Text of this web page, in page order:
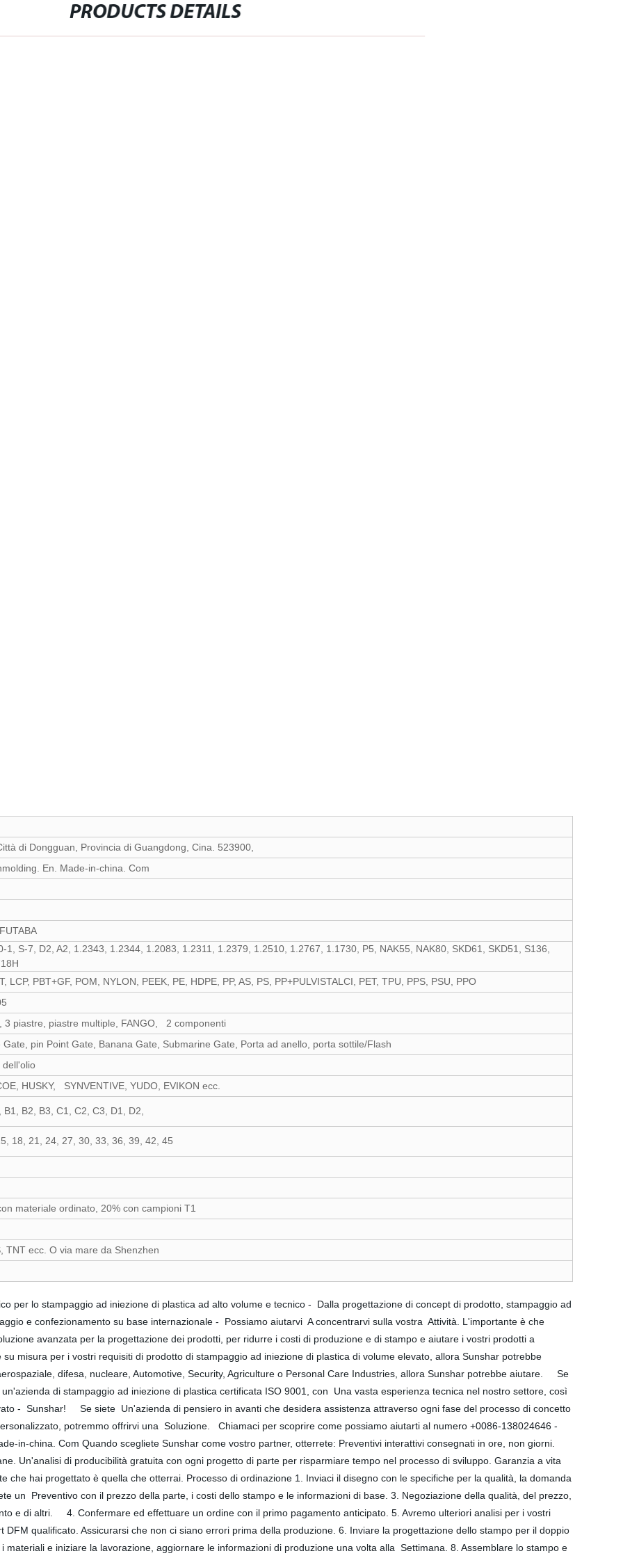
PRODUCTS DETAILS
di Dongguan, Provincia di Guangdong, Cina. 523900,
En. Made-in-china. Com
1, S-7, D2, A2, 1.2343, 1.2344, 1.2083, 1.2311, 1.2379, 1.2510, 1.2767, 1.1730, P5, NAK55, NAK80, SKD61, SKD51, S136,
LCP, PBT+GF, POM, NYLON, PEEK, PE, HDPE, PP, AS, PS, PP+PULVISTALCI, PET, TPU, PPS, PSU, PPO
3 piastre, piastre multiple, FANGO, 2 componenti
pin Point Gate, Banana Gate, Submarine Gate, Porta ad anello, porta sottile/Flash
HUSKY, SYNVENTIVE, YUDO, EVIKON ecc.
B1, B2, B3, C1, C2, C3, D1, D2,
18, 21, 24, 27, 30, 33, 36, 39, 42, 45
materiale ordinato, 20% con campioni T1
TNT ecc. O via mare da Shenzhen
per lo stampaggio ad iniezione di plastica ad alto volume e tecnico - Dalla progettazione di concept di prodotto, stampaggio ad
e confezionamento su base internazionale - Possiamo aiutarvi A concentrarvi sulla vostra Attività. L'importante è che
avanzata per la progettazione dei prodotti, per ridurre i costi di produzione e di stampo e aiutare i vostri prodotti a
misura per i vostri requisiti di prodotto di stampaggio ad iniezione di plastica di volume elevato, allora Sunshar potrebbe
difesa, nucleare, Automotive, Security, Agriculture o Personal Care Industries, allora Sunshar potrebbe aiutare. Se
di stampaggio ad iniezione di plastica certificata ISO 9001, con Una vasta esperienza tecnica nel nostro settore, così
- Sunshar! Se siete Un'azienda di pensiero in avanti che desidera assistenza attraverso ogni fase del processo di concetto
potremmo offrirvi una Soluzione. Chiamaci per scoprire come possiamo aiutarti al numero +0086-138024646 -
in-china. Com Quando scegliete Sunshar come vostro partner, otterrete: Preventivi interattivi consegnati in ore, non giorni.
Un'analisi di producibilità gratuita con ogni progetto di parte per risparmiare tempo nel processo di sviluppo. Garanzia a vita
che hai progettato è quella che otterrai. Processo di ordinazione 1. Inviaci il disegno con le specifiche per la qualità, la domanda
un Preventivo con il prezzo della parte, i costi dello stampo e le informazioni di base. 3. Negoziazione della qualità, del prezzo,
e di altri. 4. Confermare ed effettuare un ordine con il primo pagamento anticipato. 5. Avremo ulteriori analisi per i vostri
qualificato. Assicurarsi che non ci siano errori prima della produzione. 6. Inviare la progettazione dello stampo per il doppio
e iniziare la lavorazione, aggiornare le informazioni di produzione una volta alla Settimana. 8. Assemblare lo stampo e